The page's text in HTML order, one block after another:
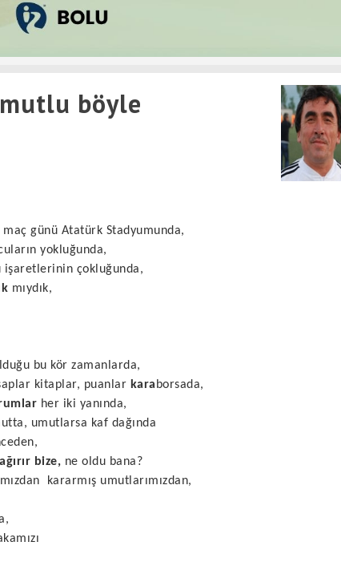
böyle
günü Atatürk Stadyumunda,
yokluğunda,
işaretlerinin çokluğunda,
mıydık,
bu kör zamanlarda,
kitaplar, puanlar kara borsada,
her iki yanında,
umutlarsa kaf dağında
bize, ne oldu bana?
kararmış umutlarımızdan,